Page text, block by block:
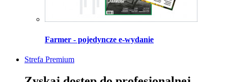
Farmer - pojedyncze e-wydanie
Strefa Premium